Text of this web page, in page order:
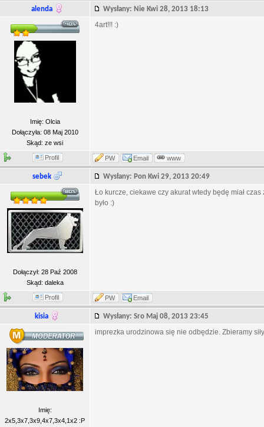
alenda Wysłany: Nie Kwi 28, 2013 18:13
Imię: Olcia
Dołączyła: 08 Maj 2010
Skąd: ze wsi
4art!!! :)
Profil PW Email www
sebek Wysłany: Pon Kwi 29, 2013 20:49
Dołączył: 28 Paź 2008
Skąd: daleka
Ło kurcze, ciekawe czy akurat wtedy będę miał
było :)
Profil PW Email
kisia Wysłany: Sro Maj 08, 2013 23:45
Imię:
2x5,3x7,3x9,4x7,3x4,1x2 :P
imprezka urodzinowa się nie odbędzie. Zbieramy